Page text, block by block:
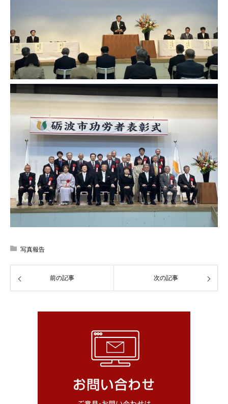
写真報告
前の記事 次の記事